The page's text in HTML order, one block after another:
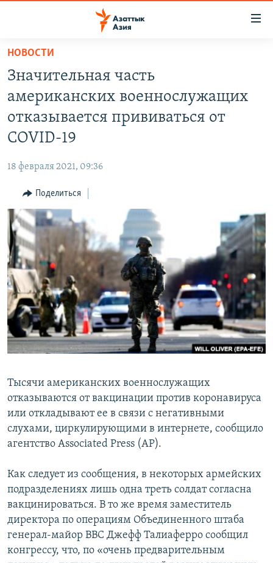
Вернуться
основному
содержанию
Вернутся
главной
Вернутся
поиску
УЗБЕКИСТАН
ВОЙНА В УКРАИНЕ
НА ДРУГИХ ЯЗЫКАХ
КЫРГЫЗЧА
ЎЗБЕКЧА
ТОҶИКӢ
TÜRKMENÇE
ПОДПИШИТЕСЬ НА НАС В СОЦСЕТЯХ
Все сайты РСЕ/РС
НОВОСТИ
Значительная часть
американских военнослужащих
отказывается прививаться от
COVID-19
18 февраля 2021, 09:36
Поделиться
Тысячи американских военнослужащих
отказываются от вакцинации против коронавируса
или откладывают ее в связи с негативными
слухами, циркулирующими в интернете, сообщило
агентство Associated Press (AP).
Как следует из сообщения, в некоторых армейских
подразделениях лишь одна треть солдат согласна
вакцинироваться. В то же время заместитель
директора по операциям Объединенного штаба
генерал-майор ВВС Джефф Талиаферро сообщил
конгрессу, что, по «очень предварительным